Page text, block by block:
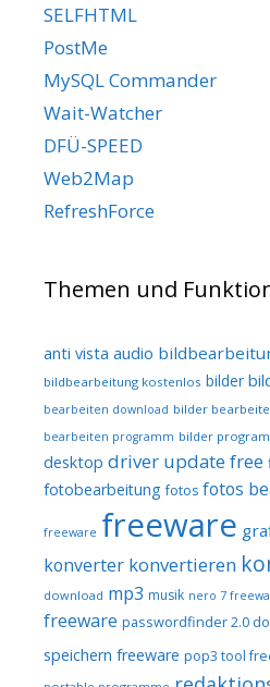
SELFHTML
PostMe
MySQL Commander
Wait-Watcher
DFÜ-SPEED
Web2Map
RefreshForce
Themen und
anti vista audio
bildbearbeitung kostenlos bilder
bearbeiten download bilder
bearbeiten programm bilder
desktop driver update free
fotobearbeitung fotos fotos
freeware freeware
konverter konvertieren
download mp3 musik nero 7
freeware passwordfinder 2.0
speichern freeware pop3 tool